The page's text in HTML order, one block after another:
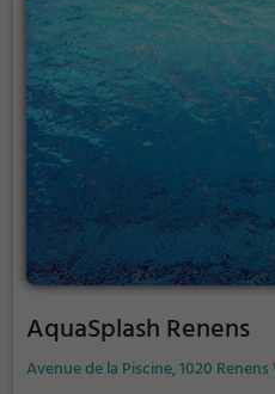
AquaSplash Renens
Avenue de la Piscine, 1020 Renens